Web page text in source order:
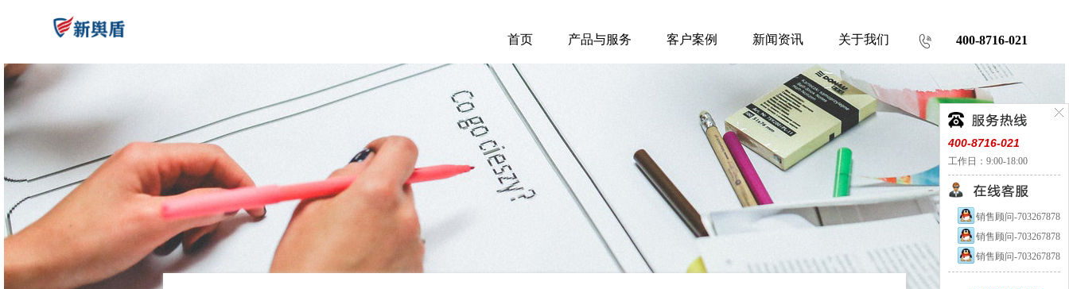
首页 产品与服务 客户案例 新闻资讯 关于我们 400-8716-021
400-8716-021
工作日：9:00-18:00
销售顾问-703267878
销售顾问-703267878
销售顾问-703267878